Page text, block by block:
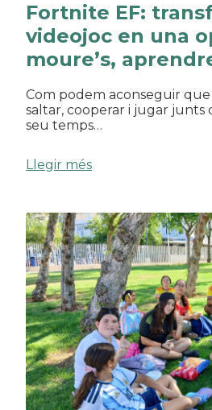
Fortnite EF:
videojoc en una
moure’s,
Com podem aconseguir
saltar, cooperar i jugar junts
seu temps…
Llegir més